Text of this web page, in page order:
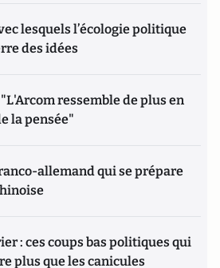
lesquels l’écologie politique
des idées
ressemble de plus en
la pensée"
allemand qui se prépare
: ces coups bas politiques qui
plus que les canicules